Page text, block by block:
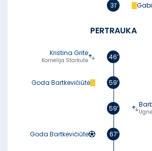
31’
PERTRAUKA
Kristina Gritė
Kornelija Starkutė 46’
Goda Bartkevičiūtė 59’
59’
Goda Bartkevičiūtė 67’